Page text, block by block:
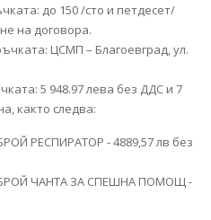
до 150 /сто и петдесет/
на договора.
ЦСМП – Благоевград, ул.
5 948.97 лева без ДДС и 7
както следва:
РЕСПИРАТОР - 4889,57 лв без
ЧАНТА ЗА СПЕШНА ПОМОЩ -